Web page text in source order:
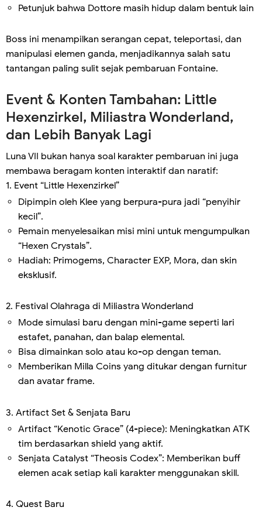
Petunjuk bahwa Dottore masih hidup dalam bentuk lain
Boss ini menampilkan serangan cepat, teleportasi, dan
manipulasi elemen ganda, menjadikannya salah satu
tantangan paling sulit sejak pembaruan Fontaine.
Event & Konten Tambahan: Little
Hexenzirkel, Miliastra Wonderland,
dan Lebih Banyak Lagi
Luna VII bukan hanya soal karakter pembaruan ini juga
membawa beragam konten interaktif dan naratif:
1. Event “Little Hexenzirkel”
Dipimpin oleh Klee yang berpura-pura jadi “penyihir
kecil”.
Pemain menyelesaikan misi mini untuk mengumpulkan
“Hexen Crystals”.
Hadiah: Primogems, Character EXP, Mora, dan skin
eksklusif.
2. Festival Olahraga di Miliastra Wonderland
Mode simulasi baru dengan mini-game seperti lari
estafet, panahan, dan balap elemental.
Bisa dimainkan solo atau ko-op dengan teman.
Memberikan Milla Coins yang ditukar dengan furnitur
dan avatar frame.
3. Artifact Set & Senjata Baru
Artifact “Kenotic Grace” (4-piece): Meningkatkan ATK
tim berdasarkan shield yang aktif.
Senjata Catalyst “Theosis Codex”: Memberikan buff
elemen acak setiap kali karakter menggunakan skill.
4. Quest Baru